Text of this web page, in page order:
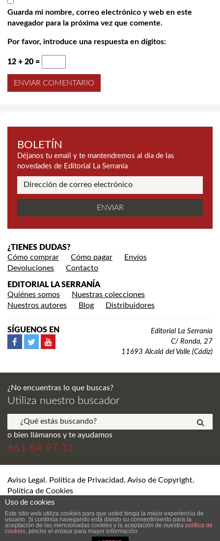
Guarda mi nombre, correo electrónico y web en este
navegador para la próxima vez que comente.
Por favor, introduce una respuesta en dígitos:
12 + 20 =
BOLETÍN
Déjanos tu email y te mantendremos al día de las
novedades de Editorial La Serranía
¿TIENES DUDAS?
Cómo comprar
Cómo pagar
Envíos
Devoluciones
Contacto
EDITORIAL LA SERRANÍA
Quiénes somos
Nuestras colecciones
Nuestros autores
Blog Distribuidores
SÍGUENOS EN
Editorial La Serranía
C/ Ronda, 27
11693 Alcalá del Valle (Cádiz)
¿No encuentras lo que buscas?
Utiliza nuestro buscador
o bien llámanos y te ayudamos
661 84 97 31
Aviso Legal. Política de Privacidad. Aviso de Copyright.
Política de Cookies
DESARROLLO Y DISEÑO WEB DE TIENDA ONLINE SEVILLA
RAMÍREZ LERÍA
Uso de cookies
Este sitio web utiliza cookies para que usted tenga la mejor experiencia de
usuario. Si continúa navegando está dando su consentimiento para la
aceptación de las mencionadas cookies y la aceptación de nuestra política de
cookies, pinche el enlace para mayor información